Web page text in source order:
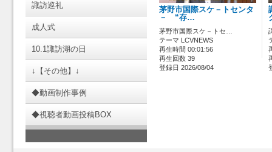
諏訪巡礼
成人式
10.1諏訪湖の日
↓【その他】↓
◆動画制作事例
◆視聴者動画投稿BOX
茅野市国際スケ－トセンタ
－ “存…
茅野市国際スケ－トセ…
テーマ LCVNEWS
再生時間 00:01:56
再生回数 39
登録日 2026/08/04